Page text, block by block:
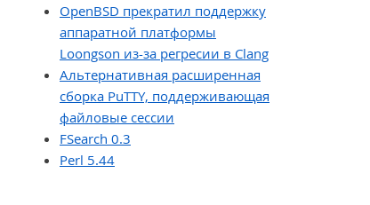
OpenBSD прекратил поддержку
аппаратной платформы
Loongson из-за регресии в Clang
Альтернативная расширенная
сборка PuTTY, поддерживающая
файловые сессии
FSearch 0.3
Perl 5.44